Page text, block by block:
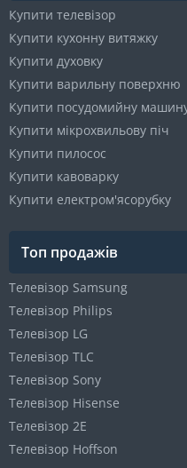
Купити телевізор
Купити кухонну витяжку
Купити духовку
Купити варильну поверхню
Купити посудомийну
Купити мікрохвильову піч
Купити пилосос
Купити кавоварку
Купити електром'ясорубку
Топ продажів
Телевізор Samsung
Телевізор Philips
Телевізор LG
Телевізор TLC
Телевізор Sony
Телевізор Hisense
Телевізор 2E
Телевізор Hoffson